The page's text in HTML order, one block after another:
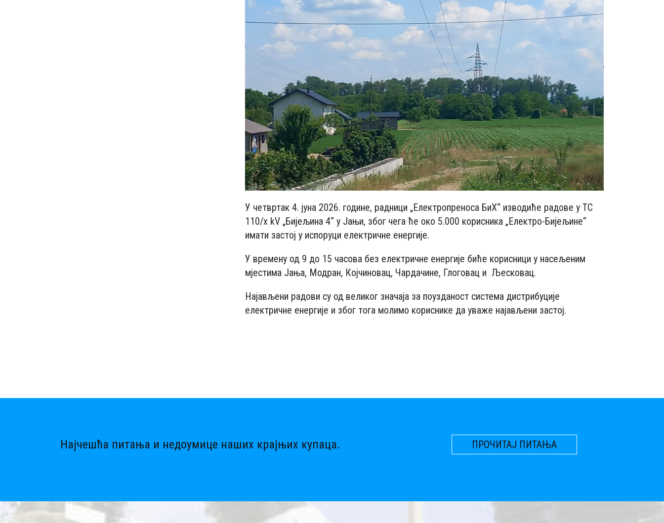
У четвртак 4. јуна 2026. године, радници „Електропреноса БиХ“ изводиће радове у ТС
110/x kV „Бијељина 4“ у Јањи, због чега ће око 5.000 корисника „Електро-Бијељине“
имати застој у испоруци електричне енергије.
У времену од 9 до 15 часова без електричне енергије биће корисници у насељеним
мјестима Јања, Модран, Којчиновац, Чардачине, Глоговац и Љесковац.
Најављени радови су од великог значаја за поузданост система дистрибуције
електричне енергије и због тога молимо кориснике да уваже најављени застој.
Најчешћа питања и недоумице наших крајњих купаца. ПРОЧИТАЈ ПИТАЊА